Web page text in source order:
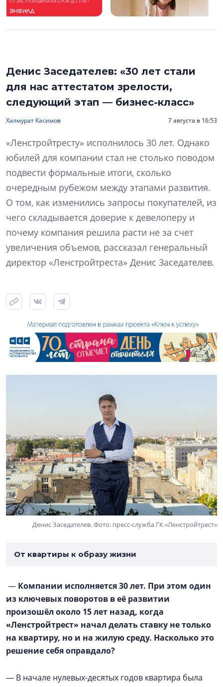
Денис Заседателев: «30 лет стали
для нас аттестатом зрелости,
следующий этап — бизнес-класс»
Халмурат Касимов 7 августа в 16:53
«Ленстройтресту» исполнилось 30 лет. Однако
юбилей для компании стал не столько поводом
подвести формальные итоги, сколько
очередным рубежом между этапами развития.
О том, как изменились запросы покупателей, из
чего складывается доверие к девелоперу и
почему компания решила расти не за счет
увеличения объемов, рассказал генеральный
директор «Ленстройтреста» Денис Заседателев.
Денис Заседателев. Фото: пресс-служба ГК «Ленстройтрест»
От квартиры к образу жизни
— Компании исполняется 30 лет. При этом один
из ключевых поворотов в её развитии
произошёл около 15 лет назад, когда
«Ленстройтрест» начал делать ставку не только
на квартиру, но и на жилую среду. Насколько это
решение себя оправдало?
— В начале нулевых-десятых годов квартира была